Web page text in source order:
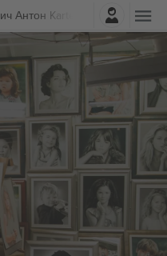
Антон Karte
Najavite se